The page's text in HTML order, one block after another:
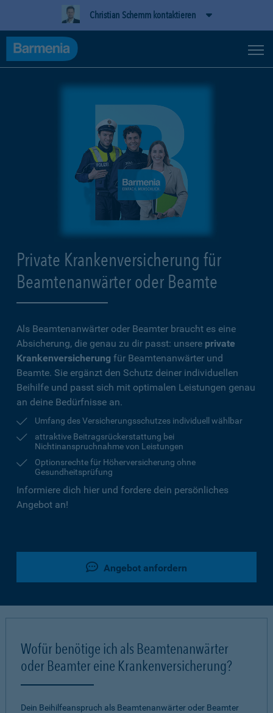
Christian Schemm kontaktieren
Private Krankenversicherung für
Beamtenanwärter oder Beamte
Als Beamtenanwärter oder Beamter braucht es eine
Absicherung, die genau zu dir passt: unsere private
Krankenversicherung für Beamtenanwärter und
Beamte. Sie ergänzt den Schutz deiner individuellen
Beihilfe und passt sich mit optimalen Leistungen genau
an deine Bedürfnisse an.
Umfang des Versicherungsschutzes individuell wählbar
attraktive Beitragsrückerstattung bei
Nichtinanspruchnahme von Leistungen
Optionsrechte für Höherversicherung ohne
Gesundheitsprüfung
Informiere dich hier und fordere dein persönliches
Angebot an!
Angebot anfordern
Wofür benötige ich als Beamtenanwärter
oder Beamter eine Krankenversicherung?
Dein Beihilfeanspruch als Beamtenanwärter oder Beamter